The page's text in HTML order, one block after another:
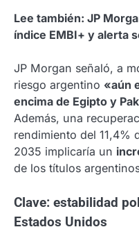
Lee también: JP
índice EMBI+ y alerta
JP Morgan señaló, a
riesgo argentino «aún
encima de Egipto y
Además, una
rendimiento del 11,4%
2035 implicaría un
de los títulos
Clave: estabilidad
Estados Unidos